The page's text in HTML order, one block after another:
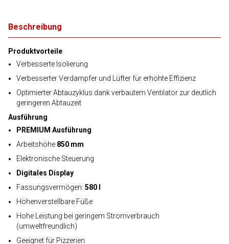
Beschreibung
Produktvorteile
Verbesserte Isolierung
Verbesserter Verdampfer und Lüfter für erhöhte Effizienz
Optimierter Abtauzyklus dank verbautem Ventilator zur deutlich
geringeren Abtauzeit
Ausführung
PREMIUM Ausführung
Arbeitshöhe 850 mm
Elektronische Steuerung
Digitales Display
Fassungsvermögen: 580 l
Höhenverstellbare Füße
Hohe Leistung bei geringem Stromverbrauch
(umweltfreundlich)
Geeignet für Pizzerien